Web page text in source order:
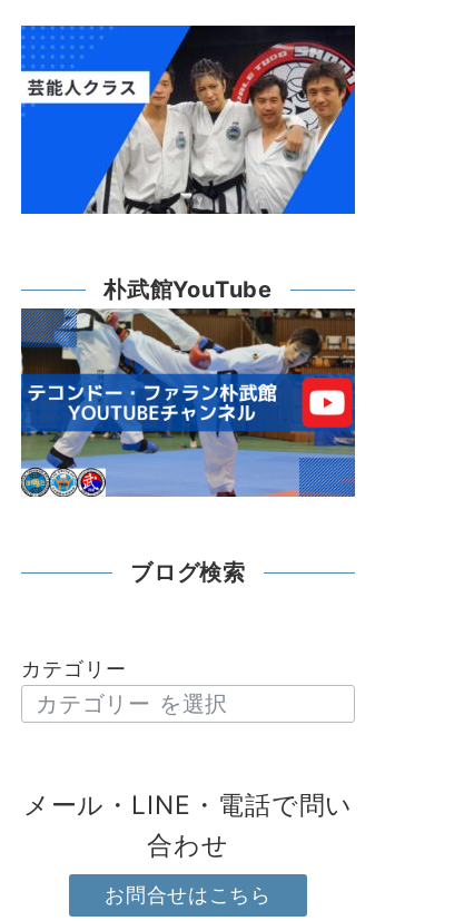
朴武館YouTube
ブログ検索
カテゴリー
メール・LINE・電話で問い
合わせ
お問合せはこちら